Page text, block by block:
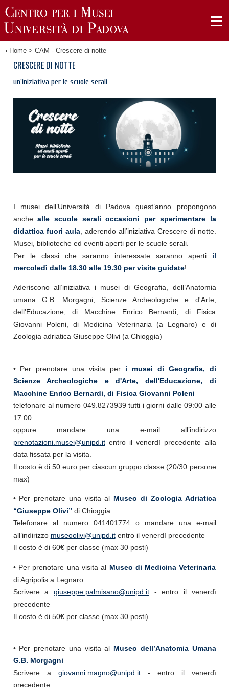
› Home > CAM - Crescere di notte
CRESCERE DI NOTTE
un'iniziativa per le scuole serali
I musei dell’Università di Padova quest’anno propongono
anchealle scuole serali occasioni per sperimentare la
didattica fuori aula, aderendo all’iniziativa Crescere di notte.
Musei, biblioteche ed eventi aperti per le scuole serali.
Per le classi che saranno interessate saranno aperti il
mercoledì dalle 18.30 alle 19.30 per visite guidate!
Aderiscono all’iniziativa i musei di Geografia, dell’Anatomia
umana G.B. Morgagni, Scienze Archeologiche e d'Arte,
dell'Educazione, di Macchine Enrico Bernardi, di Fisica
Giovanni Poleni, di Medicina Veterinaria (a Legnaro) e di
Zoologia adriatica Giuseppe Olivi (a Chioggia)
• Per prenotare una visita per i musei di Geografia, di
Scienze Archeologiche e d'Arte, dell'Educazione, di
Macchine Enrico Bernardi, di Fisica Giovanni Poleni
telefonare al numero 049.8273939 tutti i giorni dalle 09:00 alle
17:00
oppure mandare una e-mail all’indirizzo
prenotazioni.musei@unipd.itentro il venerdì precedente alla
data fissata per la visita.
Il costo è di 50 euro per ciascun gruppo classe (20/30 persone
max)
• Per prenotare una visita al Museo di Zoologia Adriatica
“Giuseppe Olivi” di Chioggia
Telefonare al numero 041401774 o mandare una e-mail
all’indirizzo museoolivi@unipd.itentro il venerdì precedente
Il costo è di 60€ per classe (max 30 posti)
• Per prenotare una visita al Museo di Medicina Veterinaria
di Agripolis a Legnaro
Scrivere a giuseppe.palmisano@unipd.it- entro il venerdì
precedente
Il costo è di 50€ per classe (max 30 posti)
• Per prenotare una visita al Museo dell’Anatomia Umana
G.B. Morgagni
Scrivere a giovanni.magno@unipd.it- entro il venerdì
precedente